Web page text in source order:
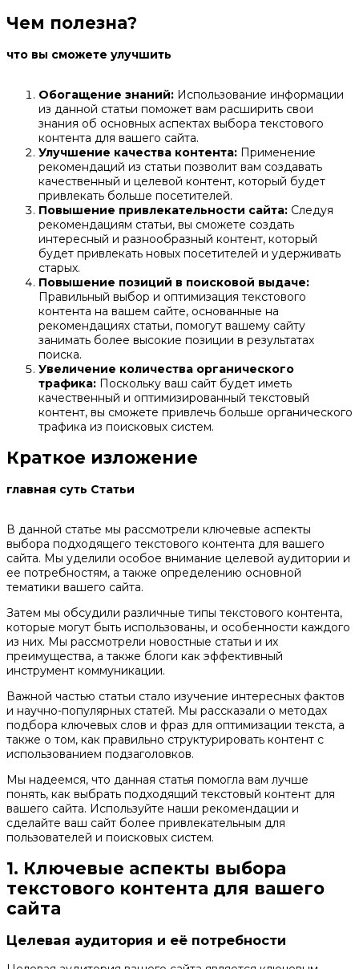
Чем полезна?
что вы сможете улучшить
Обогащение знаний: Использование информации
из данной статьи поможет вам расширить свои
знания об основных аспектах выбора текстового
контента для вашего сайта.
Улучшение качества контента: Применение
рекомендаций из статьи позволит вам создавать
качественный и целевой контент, который будет
привлекать больше посетителей.
Повышение привлекательности сайта: Следуя
рекомендациям статьи, вы сможете создать
интересный и разнообразный контент, который
будет привлекать новых посетителей и удерживать
старых.
Повышение позиций в поисковой выдаче:
Правильный выбор и оптимизация текстового
контента на вашем сайте, основанные на
рекомендациях статьи, помогут вашему сайту
занимать более высокие позиции в результатах
поиска.
Увеличение количества органического
трафика: Поскольку ваш сайт будет иметь
качественный и оптимизированный текстовый
контент, вы сможете привлечь больше органического
трафика из поисковых систем.
Краткое изложение
главная суть Статьи
В данной статье мы рассмотрели ключевые аспекты
выбора подходящего текстового контента для вашего
сайта. Мы уделили особое внимание целевой аудитории и
ее потребностям, а также определению основной
тематики вашего сайта.
Затем мы обсудили различные типы текстового контента,
которые могут быть использованы, и особенности каждого
из них. Мы рассмотрели новостные статьи и их
преимущества, а также блоги как эффективный
инструмент коммуникации.
Важной частью статьи стало изучение интересных фактов
и научно-популярных статей. Мы рассказали о методах
подбора ключевых слов и фраз для оптимизации текста, а
также о том, как правильно структурировать контент с
использованием подзаголовков.
Мы надеемся, что данная статья помогла вам лучше
понять, как выбрать подходящий текстовый контент для
вашего сайта. Используйте наши рекомендации и
сделайте ваш сайт более привлекательным для
пользователей и поисковых систем.
1. Ключевые аспекты выбора
текстового контента для вашего
сайта
Целевая аудитория и её потребности